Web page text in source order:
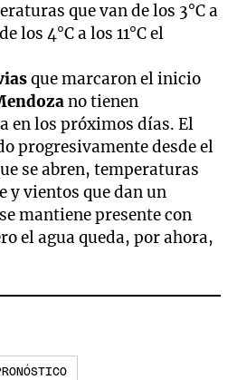
que van de los 3°C a
los 4°C a los 11°C el
que marcaron el inicio
no tienen
en los próximos días. El
progresivamente desde el
se abren, temperaturas
y vientos que dan un
mantiene presente con
el agua queda, por ahora,